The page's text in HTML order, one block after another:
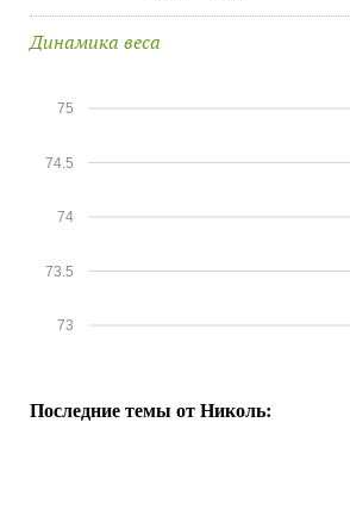
Динамика веса
73
73.5
74
74.5
75
Последние темы от Николь: